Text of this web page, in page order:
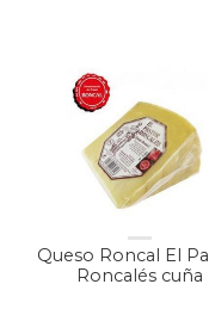
Queso Roncal El
Roncalés cuña